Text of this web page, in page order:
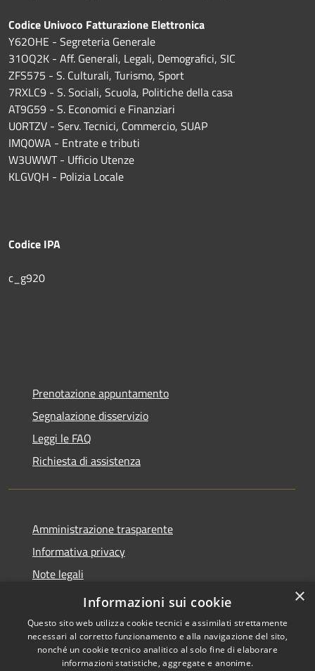
Codice Univoco Fatturazione Elettronica
Y62OHE - Segreteria Generale
31OQ2K - Aff. Generali, Legali, Demografici, SIC
ZFS575 - S. Culturali, Turismo, Sport
7RXLC9 - S. Sociali, Scuola, Politiche della casa
AT9G59 - S. Economici e Finanziari
U0RTZV - Serv. Tecnici, Commercio, SUAP
IMQ0WA - Entrate e tributi
W3UWWT - Ufficio Utenze
KLGVQH - Polizia Locale
Codice IPA
c_g920
Prenotazione appuntamento
Segnalazione disservizio
Leggi le FAQ
Richiesta di assistenza
Amministrazione trasparente
Informativa privacy
Note legali
Dichiarazione di accessibilità
Copyright © 2026 • Comune di
×
Informazioni sui cookie
Questo sito web utilizza cookie tecnici e assimilati strettamente
necessari al corretto funzionamento e alla navigazione del sito,
nonché un cookie tecnico analitico al solo fine di elaborare
informazioni statistiche, aggregate e anonime.